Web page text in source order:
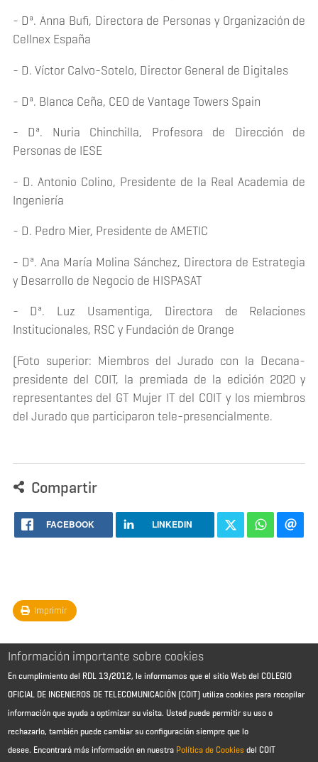
- Dª. Anna Bufi, Directora de Personas y Organización de
Cellnex España
- D. Víctor Calvo-Sotelo, Director General de Digitales
- Dª. Blanca Ceña, CEO de Vantage Towers Spain
- Dª. Nuria Chinchilla, Profesora de Dirección de
Personas de IESE
- D. Antonio Colino, Presidente de la Real Academia de
Ingeniería
- D. Pedro Mier, Presidente de AMETIC
- Dª. Ana María Molina Sánchez, Directora de Estrategia
y Desarrollo de Negocio de HISPASAT
- Dª. Luz Usamentiga, Directora de Relaciones
Institucionales, RSC y Fundación de Orange
(Foto superior: Miembros del Jurado con la Decana-
presidente del COIT, la premiada de la edición 2020 y
representantes del GT Mujer IT del COIT y los miembros
del Jurado que participaron tele-presencialmente.
Compartir
FACEBOOK LINKEDIN
Imprimir
Aviso Legal - Información general
Información importante sobre cookies
En cumplimiento del RDL 13/2012, le informamos que el sitio Web del COLEGIO
OFICIAL DE INGENIEROS DE TELECOMUNICACIÓN (COIT) utiliza cookies para recopilar
información que ayuda a optimizar su visita. Usted puede permitir su uso o
rechazarlo, también puede cambiar su configuración siempre que lo
desee. Encontrará más información en nuestra Política de Cookies del COIT